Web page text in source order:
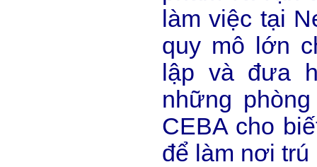
làm việc tại
quy mô lớn
lập và đưa
những
CEBA cho
để làm nơi trú